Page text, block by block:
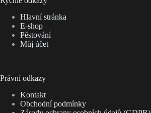
Hlavní stránka
E-shop
Pěstování
Můj účet
Právní odkazy
Kontakt
Obchodní podmínky